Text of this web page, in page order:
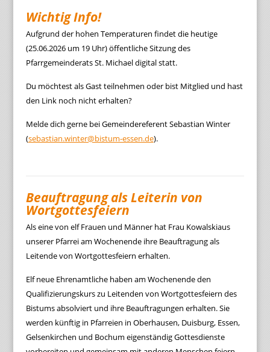
Wichtig Info!
Aufgrund der hohen Temperaturen findet die heutige
(25.06.2026 um 19 Uhr) öffentliche Sitzung des
Pfarrgemeinderats St. Michael digital statt.
Du möchtest als Gast teilnehmen oder bist Mitglied und hast
den Link noch nicht erhalten?
Melde dich gerne bei Gemeindereferent Sebastian Winter
(sebastian.winter@bistum-essen.de).
Beauftragung als Leiterin von
Wortgottesfeiern
Als eine von elf Frauen und Männer hat Frau Kowalskiaus
unserer Pfarrei am Wochenende ihre Beauftragung als
Leitende von Wortgottesfeiern erhalten.
Elf neue Ehrenamtliche haben am Wochenende den
Qualifizierungskurs zu Leitenden von Wortgottesfeiern des
Bistums absolviert und ihre Beauftragungen erhalten. Sie
werden künftig in Pfarreien in Oberhausen, Duisburg, Essen,
Gelsenkirchen und Bochum eigenständig Gottesdienste